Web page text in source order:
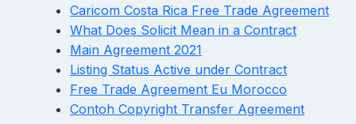
Caricom Costa Rica Free Trade Agreement
What Does Solicit Mean in a Contract
Main Agreement 2021
Listing Status Active under Contract
Free Trade Agreement Eu Morocco
Contoh Copyright Transfer Agreement